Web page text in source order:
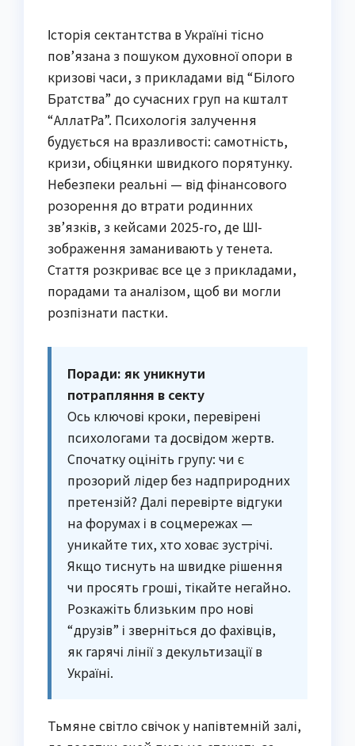
Історія сектантства в Україні тісно
пов’язана з пошуком духовної опори в
кризові часи, з прикладами від “Білого
Братства” до сучасних груп на кшталт
“АллатРа”. Психологія залучення
будується на вразливості: самотність,
кризи, обіцянки швидкого порятунку.
Небезпеки реальні — від фінансового
розорення до втрати родинних
зв’язків, з кейсами 2025-го, де ШІ-
зображення заманивають у тенета.
Стаття розкриває все це з прикладами,
порадами та аналізом, щоб ви могли
розпізнати пастки.
Поради: як уникнути
потрапляння в секту
Ось ключові кроки, перевірені
психологами та досвідом жертв.
Спочатку оцініть групу: чи є
прозорий лідер без надприродних
претензій? Далі перевірте відгуки
на форумах і в соцмережах —
уникайте тих, хто ховає зустрічі.
Якщо тиснуть на швидке рішення
чи просять гроші, тікайте негайно.
Розкажіть близьким про нові
“друзів” і зверніться до фахівців,
як гарячі лінії з декультизації в
Україні.
Тьмяне світло свічок у напівтемній залі,